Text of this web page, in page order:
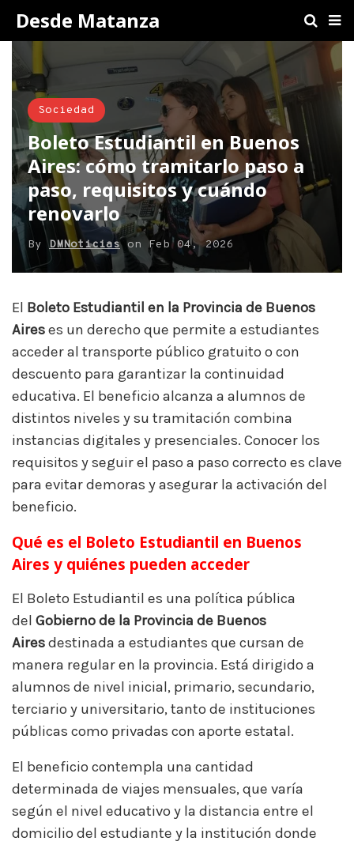
Desde Matanza
Sociedad
Boleto Estudiantil en Buenos
Aires: cómo tramitarlo paso a
paso, requisitos y cuándo
renovarlo
ByDMNoticiason Feb 04, 2026
El Boleto Estudiantil en la Provincia de Buenos
Aireses un derecho que permite a estudiantes
acceder al transporte público gratuito o con
descuento para garantizar la continuidad
educativa. El beneficio alcanza a alumnos de
distintos niveles y su tramitación combina
instancias digitales y presenciales. Conocer los
requisitos y seguir el paso a paso correcto es clave
para evitar demoras y asegurar la activación del
beneficio.
Qué es el Boleto Estudiantil en Buenos
Aires y quiénes pueden acceder
El Boleto Estudiantil es una política pública
del Gobierno de la Provincia de Buenos
Airesdestinada a estudiantes que cursan de
manera regular en la provincia. Está dirigido a
alumnos de nivel inicial, primario, secundario,
terciario y universitario, tanto de instituciones
públicas como privadas con aporte estatal.
El beneficio contempla una cantidad
determinada de viajes mensuales, que varía
según el nivel educativo y la distancia entre el
domicilio del estudiante y la institución donde